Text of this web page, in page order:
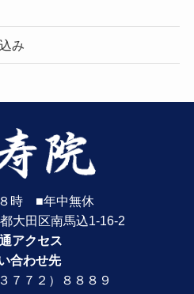
み
時 ■年中無休
大田区南馬込1-16-2
アクセス
合わせ先
７７２）８８８９